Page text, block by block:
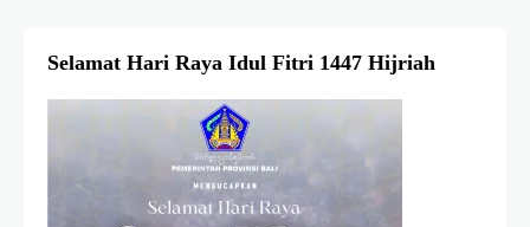
Selamat Hari Raya Idul Fitri 1447 Hijriah